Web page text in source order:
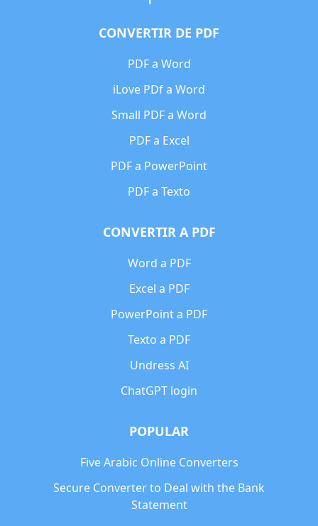
CONVERTIR DE PDF
PDF a Word
iLove PDf a Word
Small PDF a Word
PDF a Excel
PDF a PowerPoint
PDF a Texto
CONVERTIR A PDF
Word a PDF
Excel a PDF
PowerPoint a PDF
Texto a PDF
Undress AI
ChatGPT login
POPULAR
Five Arabic Online Converters
Secure Converter to Deal with the Bank
Statement